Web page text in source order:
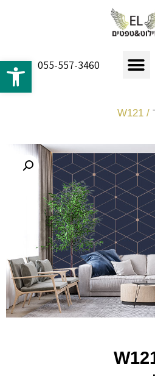
055-557-3460
/ W121